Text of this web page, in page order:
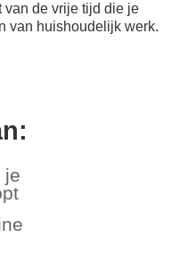
van de vrije tijd die je
van huishoudelijk werk.
je